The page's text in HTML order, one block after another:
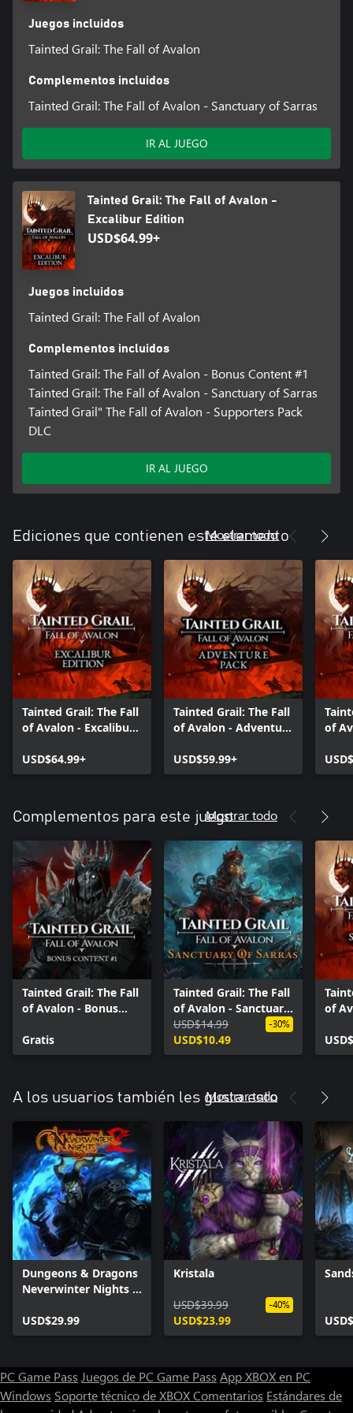
Juegos incluidos
Tainted Grail: The Fall of Avalon
Complementos incluidos
Tainted Grail: The Fall of Avalon - Sanctuary of Sarras
IR AL JUEGO
Tainted Grail: The Fall of Avalon -
Excalibur Edition
USD$64.99+
Juegos incluidos
Tainted Grail: The Fall of Avalon
Complementos incluidos
Tainted Grail: The Fall of Avalon - Bonus Content #1
Tainted Grail: The Fall of Avalon - Sanctuary of Sarras
Tainted Grail" The Fall of Avalon - Supporters Pack
DLC
IR AL JUEGO
Ediciones que contienen este elemento
Mostrar todo
Tainted Grail: The Fall
of Avalon - Excalibur
USD$64.99+
Tainted Grail: The Fall
of Avalon - Adventure
USD$59.99+
of
Complementos para este juegoMostrar todo
Tainted Grail: The Fall
of Avalon - Bonus
Gratis
Tainted Grail: The Fall
of Avalon - Sanctuary
of Sarras
USD$14.99
USD$10.49
-30%
of
A los usuarios también les gusta esto
Mostrar todo
Dungeons & Dragons
Neverwinter Nights 2:
USD$29.99
Kristala
USD$39.99
USD$23.99
-40%
PC Game Pass Juegos de PC Game Pass App XBOX en PC
Windows Soporte técnico de XBOXComentarios Estándares de